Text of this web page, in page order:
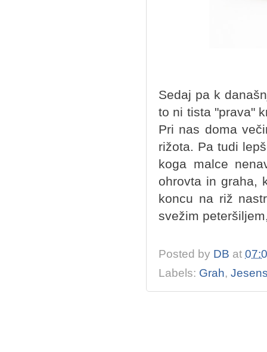
Sedaj pa k
to ni tista "prava"
Pri nas doma
rižota. Pa tudi
koga malce
ohrovta in graha,
koncu na riž
svežim
Posted by DB at
Labels: Grah,